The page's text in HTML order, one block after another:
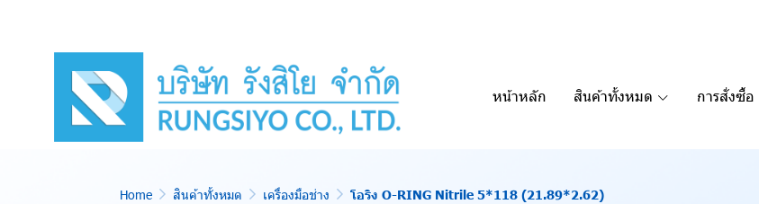
หน้าหลัก สินค้าทั้งหมด การสั่งซื้อ
Home สินค้าทั้งหมด เครื่องมือช่าง โอริง O-RING Nitrile 5*118 (21.89*2.62)